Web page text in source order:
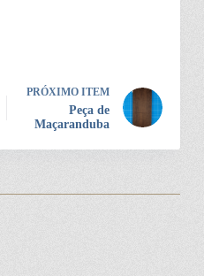
PRÓXIMO ITEM
Peça de
Maçaranduba